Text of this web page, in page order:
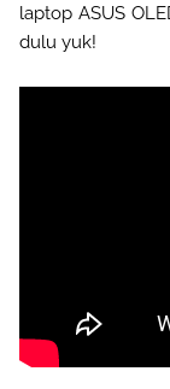
laptop ASUS
dulu yuk!